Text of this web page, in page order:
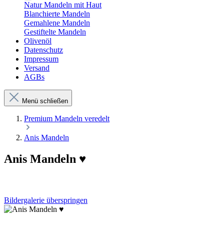
Natur Mandeln mit Haut
Blanchierte Mandeln
Gemahlene Mandeln
Gestiftelte Mandeln
Olivenöl
Datenschutz
Impressum
Versand
AGBs
Menü schließen
Premium Mandeln veredelt
Anis Mandeln
Anis Mandeln ♥
Bildergalerie überspringen